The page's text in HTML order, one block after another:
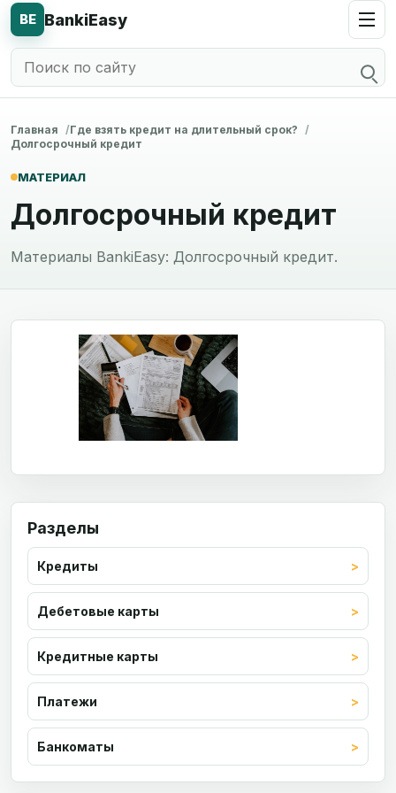
BE BankiEasy
Главная
Где взять кредит на длительный срок?
Долгосрочный кредит
МАТЕРИАЛ
Долгосрочный кредит
Материалы BankiEasy: Долгосрочный кредит.
Разделы
Кредиты
Дебетовые карты
Кредитные карты
Платежи
Банкоматы